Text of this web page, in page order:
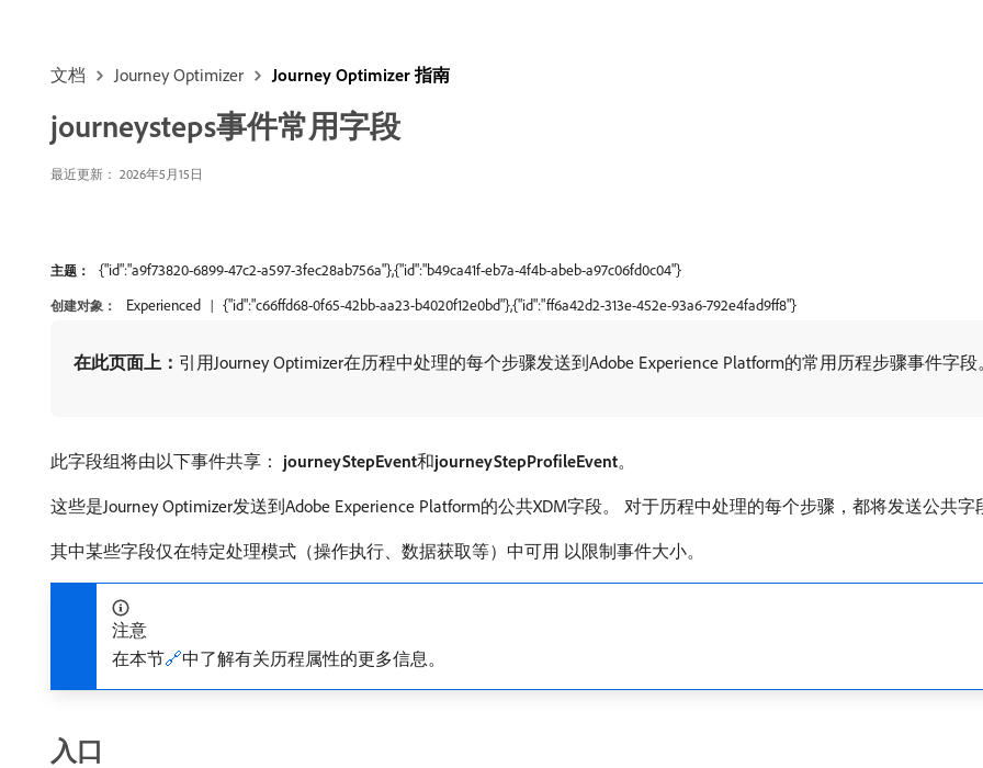
文档 Journey Optimizer Journey Optimizer 指南
journeysteps事件常用字段
最近更新： 2026年5月15日
主题： {"id":"a9f73820-6899-47c2-a597-3fec28ab756a"},{"id":"b49ca41f-eb7a-4f4b-abeb-a97c06fd0c04"}
创建对象： Experienced {"id":"c66ffd68-0f65-42bb-aa23-b4020f12e0bd"},{"id":"ff6a42d2-313e-452e-93a6-792e4fad9ff8"}
在此页面上： ​引用Journey Optimizer在历程中处理的每个步骤发送到Adobe Experience Platform的常用历程步骤事件字段。
此字段组将由以下事件共享： journeyStepEvent​和​journeyStepProfileEvent。
这些是Journey Optimizer发送到Adobe Experience Platform的公共XDM字段。 对于历程中处理的每个步骤，都将发送公共
其中某些字段仅在特定处理模式（操作执行、数据获取等）中可用 以限制事件大小。
注意
在本节🔗中了解有关历程属性的更多信息。
入口